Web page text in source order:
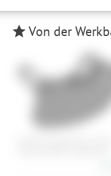
Einstellungen lediglich für
Von der